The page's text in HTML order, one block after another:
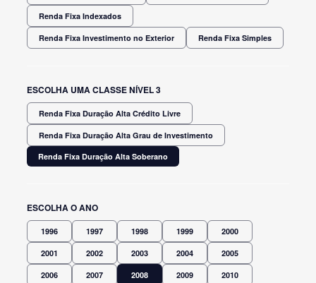
Renda Fixa Indexados
Renda Fixa Investimento no Exterior Renda Fixa Simples
ESCOLHA UMA CLASSE NÍVEL 3
Renda Fixa Duração Alta Crédito Livre
Renda Fixa Duração Alta Grau de Investimento
Renda Fixa Duração Alta Soberano
ESCOLHA O ANO
1996 1997 1998 1999 2000
2001 2002 2003 2004 2005
2006 2007 2008 2009 2010